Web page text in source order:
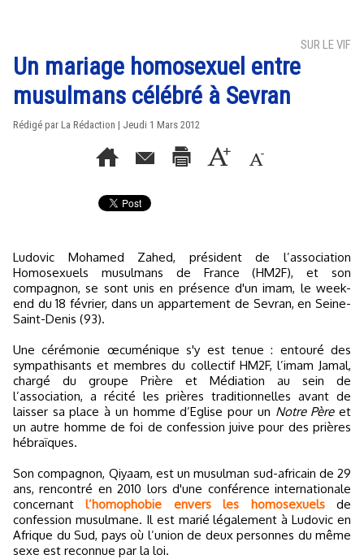
SUR LE VIF
Un mariage homosexuel entre
musulmans célébré à Sevran
Rédigé par La Rédaction | Jeudi 1 Mars 2012
Ludovic Mohamed Zahed, président de l’association
Homosexuels musulmans de France (HM2F), et son
compagnon, se sont unis en présence d'un imam, le week-
end du 18 février, dans un appartement de Sevran, en Seine-
Saint-Denis (93).
Une cérémonie œcuménique s'y est tenue : entouré des
sympathisants et membres du collectif HM2F, l’imam Jamal,
chargé du groupe Prière et Médiation au sein de
l’association, a récité les prières traditionnelles avant de
laisser sa place à un homme d’Eglise pour un Notre Pèreet
un autre homme de foi de confession juive pour des prières
hébraïques.
Son compagnon, Qiyaam, est un musulman sud-africain de 29
ans, rencontré en 2010 lors d'une conférence internationale
concernantl’homophobie envers les homosexuelsde
confession musulmane. Il est marié légalement à Ludovic en
Afrique du Sud, pays où l’union de deux personnes du même
sexe est reconnue par la loi.